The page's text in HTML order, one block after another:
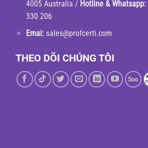
4005 Australia / Hotline & Whatsapp:
330 206
Emai: sales@profcerti.com
THEO DÕI CHÚNG TÔI